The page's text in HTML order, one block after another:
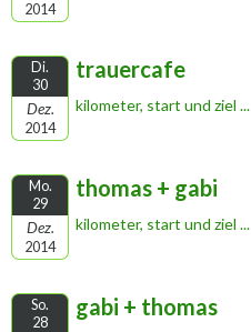
2014
Di.
30
Dez.
2014
trauercafe
kilometer, start und ziel ...
Mo.
29
Dez.
2014
thomas + gabi
kilometer, start und ziel ...
So.
28
gabi + thomas